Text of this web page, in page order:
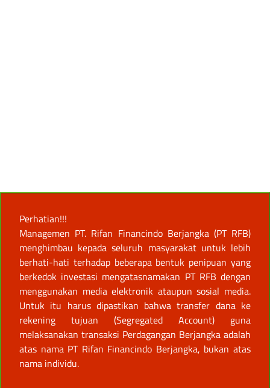
Perhatian!!!
Managemen PT. Rifan Financindo Berjangka (PT RFB)
menghimbau kepada seluruh masyarakat untuk lebih
berhati-hati terhadap beberapa bentuk penipuan yang
berkedok investasi mengatasnamakan PT RFB dengan
menggunakan media elektronik ataupun sosial media.
Untuk itu harus dipastikan bahwa transfer dana ke
rekening tujuan (Segregated Account) guna
melaksanakan transaksi Perdagangan Berjangka adalah
atas nama PT Rifan Financindo Berjangka, bukan atas
nama individu.